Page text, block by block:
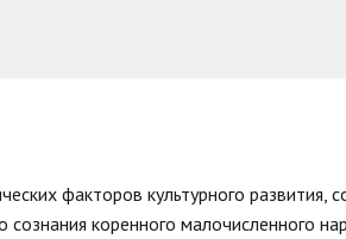
факторов культурного развития,
коренного малочисленного